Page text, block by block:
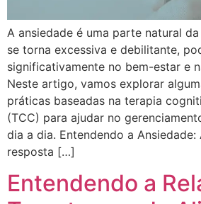
A ansiedade é uma parte natural
se torna excessiva e debilitante,
significativamente no bem-estar e
Neste artigo, vamos explorar
práticas baseadas na terapia
(TCC) para ajudar no
dia a dia. Entendendo a Ansiedade:
resposta […]
Entendendo a